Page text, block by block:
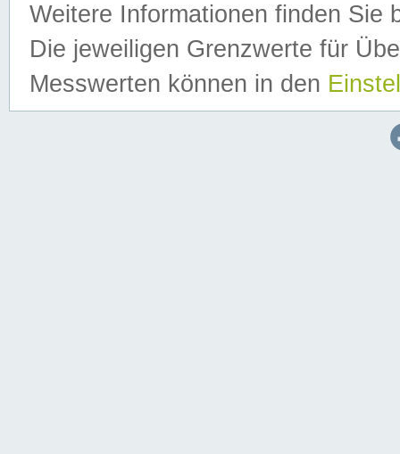
Weitere Informationen finden Sie
Die jeweiligen Grenzwerte für
Messwerten können in den